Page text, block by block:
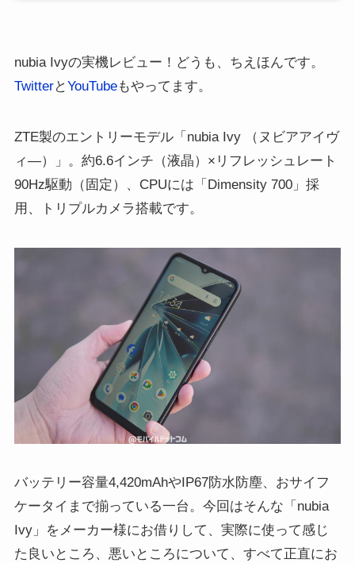
nubia Ivyの実機レビュー！どうも、ちえほんです。
TwitterとYouTubeもやってます。
ZTE製のエントリーモデル「nubia Ivy （ヌビアアイヴ
ィ―）」。約6.6インチ（液晶）×リフレッシュレート
90Hz駆動（固定）、CPUには「Dimensity 700」採
用、トリプルカメラ搭載です。
バッテリー容量4,420mAhやIP67防水防塵、おサイフ
ケータイまで揃っている一台。今回はそんな「nubia
Ivy」をメーカー様にお借りして、実際に使って感じ
た良いところ、悪いところについて、すべて正直にお